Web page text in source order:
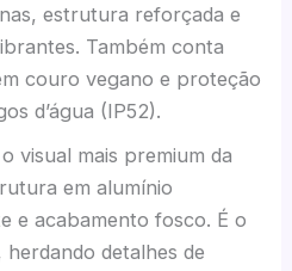
estrutura reforçada e
Também conta
couro vegano e proteção
d’água (IP52).
visual mais premium da
em alumínio
e acabamento fosco. É o
herdando detalhes de